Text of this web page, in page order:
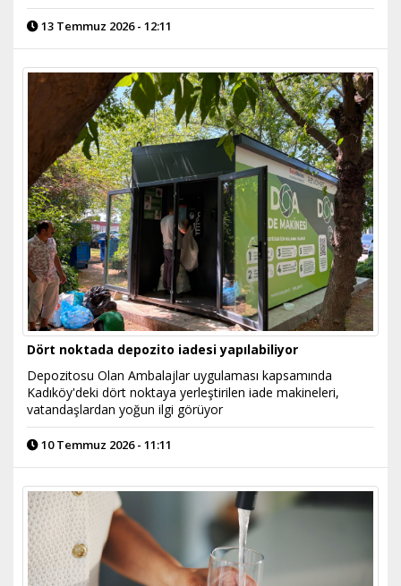
13 Temmuz 2026 - 12:11
Dört noktada depozito iadesi yapılabiliyor
Depozitosu Olan Ambalajlar uygulaması kapsamında
Kadıköy'deki dört noktaya yerleştirilen iade makineleri,
vatandaşlardan yoğun ilgi görüyor
10 Temmuz 2026 - 11:11